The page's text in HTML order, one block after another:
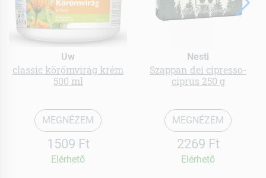
Uw
classic körömvirág krém
500 ml
MEGNÉZEM
1509 Ft
Elérhetõ
Nesti
Szappan dei cipresso-
ciprus 250 g
MEGNÉZEM
2269 Ft
Elérhetõ